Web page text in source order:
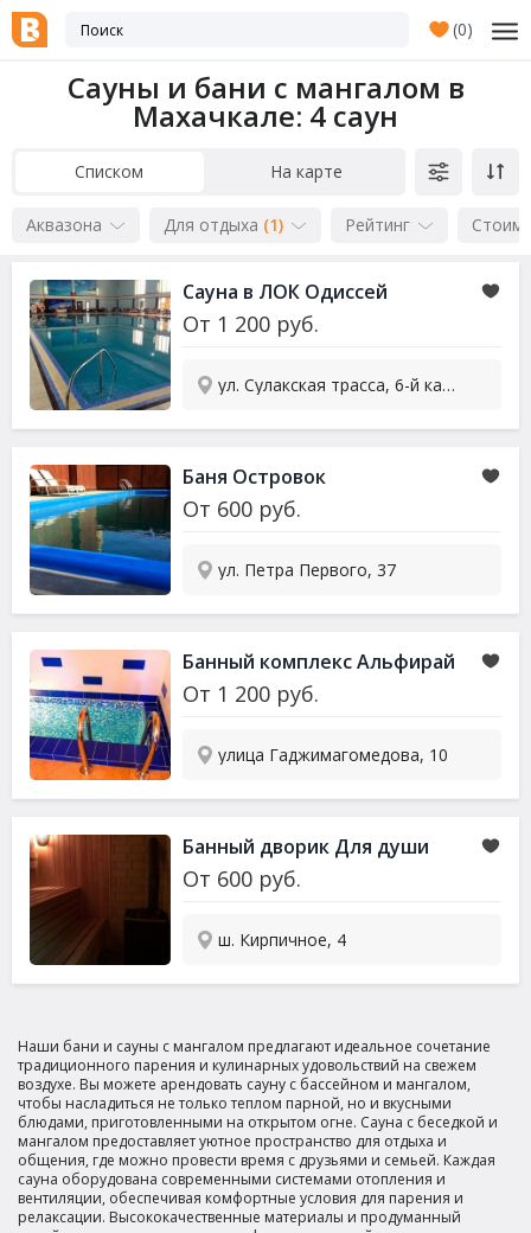
(0)
Сауны и бани с мангалом в
Махачкале: 4 саун
Списком На карте
Аквазона Для отдыха (1) Рейтинг
Сауна в ЛОК Одиссей
От 1 200 руб.
ул. Сулакская трасса, 6-й караман
Баня Островок
От 600 руб.
ул. Петра Первого, 37
Банный комплекс Альфирай
От 1 200 руб.
улица Гаджимагомедова, 10
Банный дворик Для души
От 600 руб.
ш. Кирпичное, 4
Наши бани и сауны с мангалом предлагают идеальное сочетание
традиционного парения и кулинарных удовольствий на свежем
воздухе. Вы можете арендовать сауну с бассейном и мангалом,
чтобы насладиться не только теплом парной, но и вкусными
блюдами, приготовленными на открытом огне. Сауна с беседкой и
мангалом предоставляет уютное пространство для отдыха и
общения, где можно провести время с друзьями и семьей. Каждая
сауна оборудована современными системами отопления и
вентиляции, обеспечивая комфортные условия для парения и
релаксации. Высококачественные материалы и продуманный